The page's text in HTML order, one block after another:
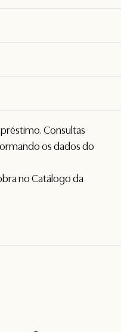
Consultas
os dados do
no Catálogo da